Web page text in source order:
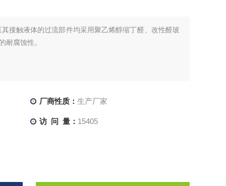
接触液体的过流部件均采用聚乙烯醇缩丁醛、改性醛玻
耐腐蚀性。
厂商性质： 生产厂家
访 问 量： 15405